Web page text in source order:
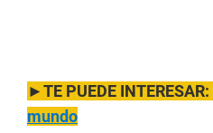
►TE PUEDE INTERESAR:
mundo